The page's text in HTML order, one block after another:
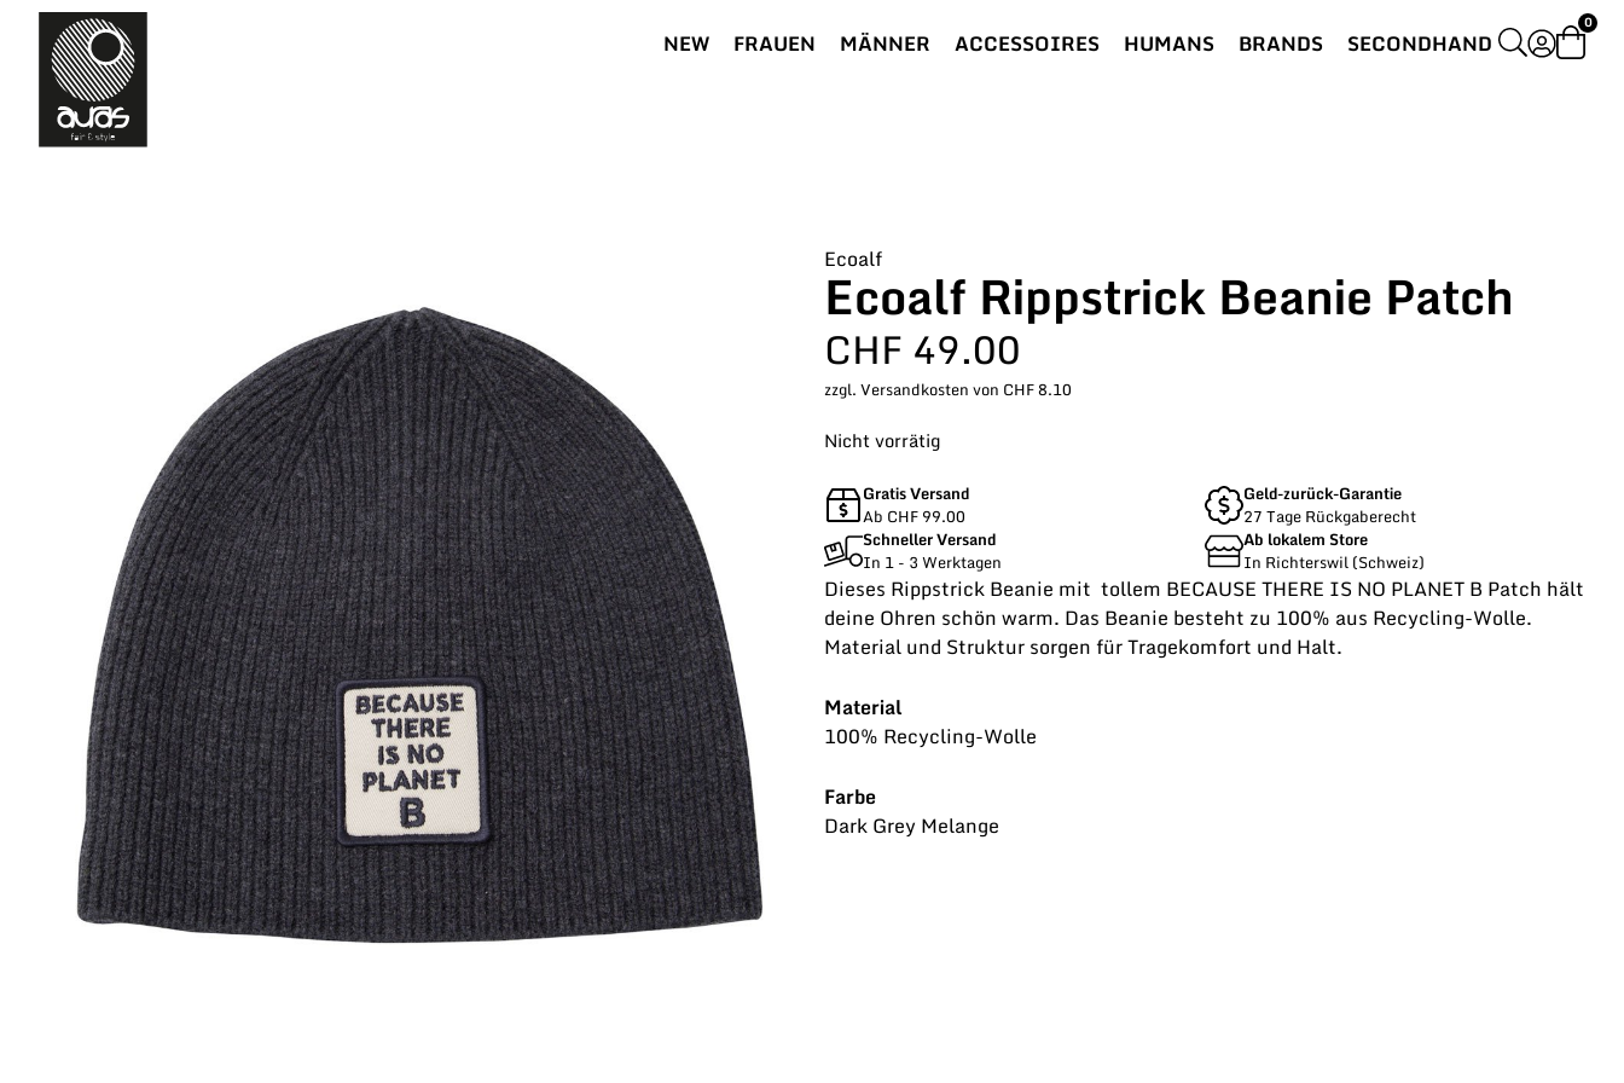
NEW FRAUEN MÄNNER ACCESSOIRES HUMANS BRANDS SECONDHAND
0
Ecoalf
Ecoalf Rippstrick Beanie Patch
CHF 49.00
zzgl. Versandkosten von CHF 8.10
Nicht vorrätig
Gratis Versand
Ab CHF 99.00
Geld-zurück-Garantie
27 Tage Rückgaberecht
Schneller Versand
In 1 - 3 Werktagen
Ab lokalem Store
In Richterswil (Schweiz)
Dieses Rippstrick Beanie mit tollem BECAUSE THERE IS NO PLANET B Patch hält
deine Ohren schön warm. Das Beanie besteht zu 100% aus Recycling-Wolle.
Material und Struktur sorgen für Tragekomfort und Halt.
Material
100% Recycling-Wolle
Farbe
Dark Grey Melange